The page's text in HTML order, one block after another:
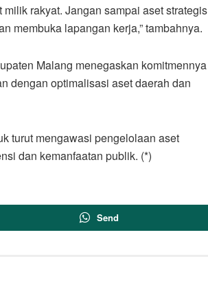
rakyat. Jangan sampai aset strategis
membuka lapangan kerja,” tambahnya.
Malang menegaskan komitmennya
dengan optimalisasi aset daerah dan
turut mengawasi pengelolaan aset
dan kemanfaatan publik. (*)
Send